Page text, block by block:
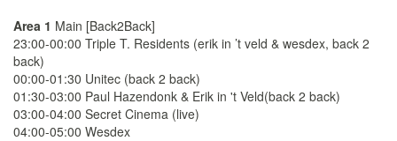
Area 1 Main [Back2Back]
23:00-00:00 Triple T. Residents (erik in ’t veld & wesdex, back 2
back)
00:00-01:30 Unitec (back 2 back)
01:30-03:00 Paul Hazendonk & Erik in 't Veld(back 2 back)
03:00-04:00 Secret Cinema (live)
04:00-05:00 Wesdex